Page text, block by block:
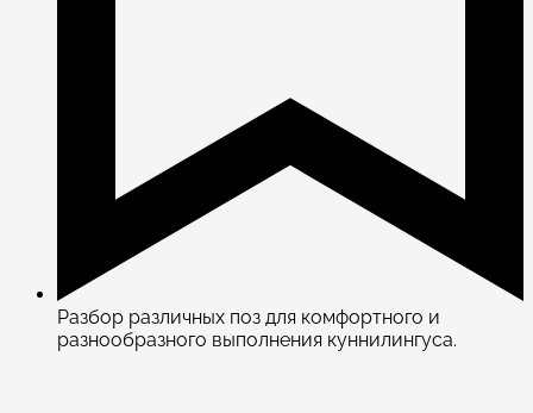
Разбор различных поз для комфортного и
разнообразного выполнения куннилингуса.